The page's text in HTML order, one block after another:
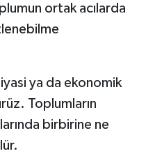
ortak acılarda
ya da ekonomik
Toplumların
birbirine ne